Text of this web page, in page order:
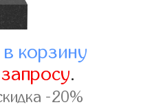
корзину
.
-20%